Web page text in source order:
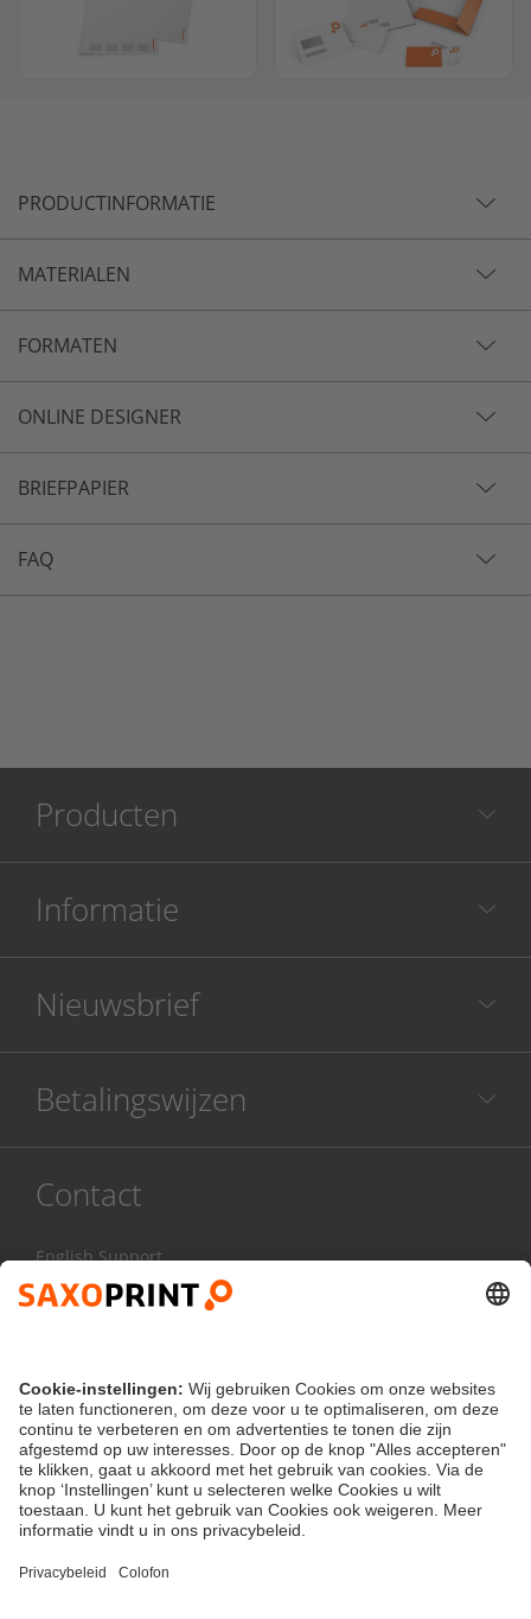
PRODUCTINFORMATIE
MATERIALEN
FORMATEN
ONLINE DESIGNER
BRIEFPAPIER
FAQ
Producten
Informatie
Nieuwsbrief
Betalingswijzen
Contact
English Support
Contactformulier
klantenservice@saxoprint.nl